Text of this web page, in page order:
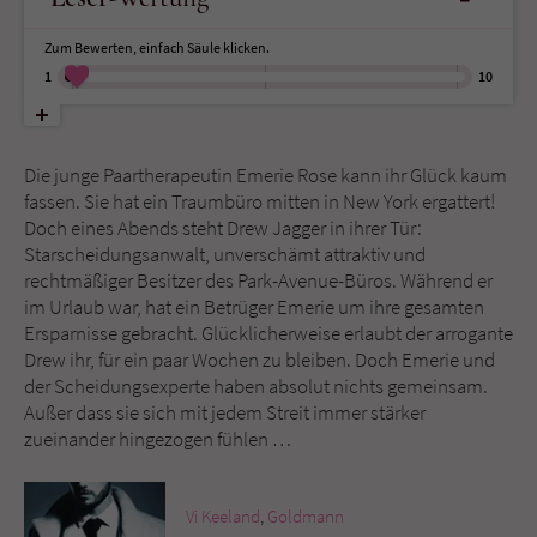
Zum Bewerten, einfach Säule klicken.
1
10
Die junge Paartherapeutin Emerie Rose kann ihr Glück kaum
fassen. Sie hat ein Traumbüro mitten in New York ergattert!
Doch eines Abends steht Drew Jagger in ihrer Tür:
Starscheidungsanwalt, unverschämt attraktiv und
rechtmäßiger Besitzer des Park-Avenue-Büros. Während er
im Urlaub war, hat ein Betrüger Emerie um ihre gesamten
Ersparnisse gebracht. Glücklicherweise erlaubt der arrogante
Drew ihr, für ein paar Wochen zu bleiben. Doch Emerie und
der Scheidungsexperte haben absolut nichts gemeinsam.
Außer dass sie sich mit jedem Streit immer stärker
zueinander hingezogen fühlen …
Vi Keeland Goldmann
Name tx_pwcomments_ahash
Laufzeit
Zweck Cookie für Kommentare einzelner Buchtitel
Name fe_typo_user
Anbieter Literatur-Couch Medien GmbH & Co. KG
Laufzeit Session
Zweck
Benutzer. Es wird benötigt um z. B. den